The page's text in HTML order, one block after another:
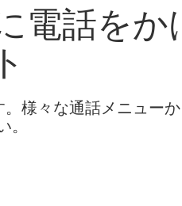
電話をか
様々な通話メニュー